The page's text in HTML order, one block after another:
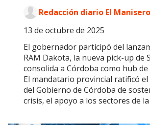
El gobernador participó del
RAM Dakota, la nueva pick-up de
consolida a Córdoba como hub
El mandatario provincial ratificó
del Gobierno de Córdoba de
crisis, el apoyo a los sectores de
13 de octubre de 2025
Redacción diario El Manisero